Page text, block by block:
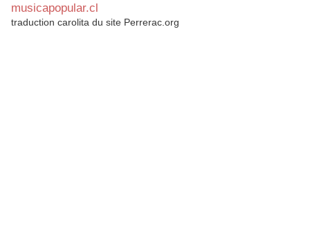
musicapopular.cl
traduction carolita du site Perrerac.org